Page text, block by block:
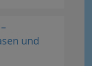
und